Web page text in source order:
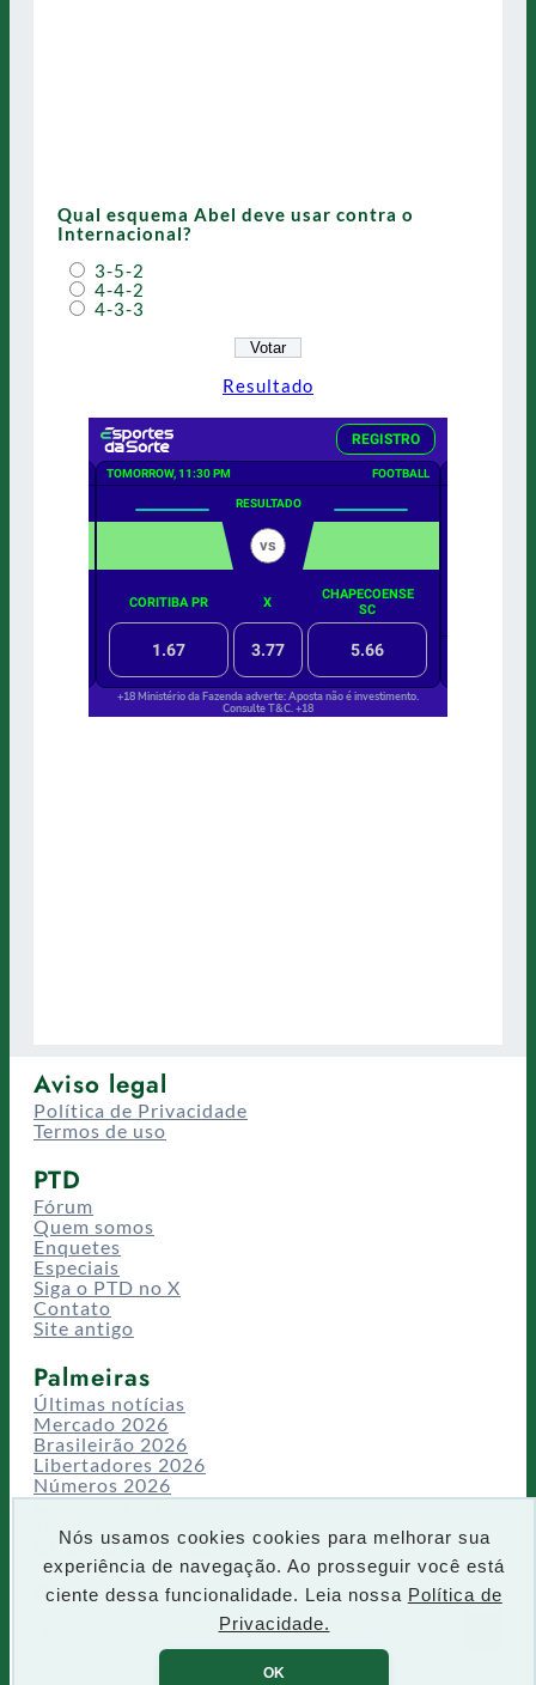
Nós usamos cookies cookies para melhorar sua
experiência de navegação. Ao prosseguir você está
ciente dessa funcionalidade. Leia nossa Política de
Privacidade.
OK
Qual esquema Abel deve usar contra o
Internacional?
3-5-2
4-4-2
4-3-3
Resultado
Aviso legal
Política de Privacidade
Termos de uso
PTD
Fórum
Quem somos
Enquetes
Especiais
Siga o PTD no X
Contato
Site antigo
Palmeiras
Últimas notícias
Mercado 2026
Brasileirão 2026
Libertadores 2026
Números 2026
Campeonatos
Temporadas
CT/Centro de Excelência
Busca
P